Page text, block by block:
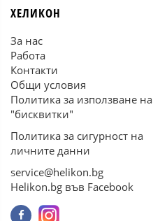
ХЕЛИКОН
За нас
Работа
Контакти
Общи условия
Политика за използване на
"бисквитки"
Политика за сигурност на
личните данни
service@helikon.bg
Helikon.bg във Facebook